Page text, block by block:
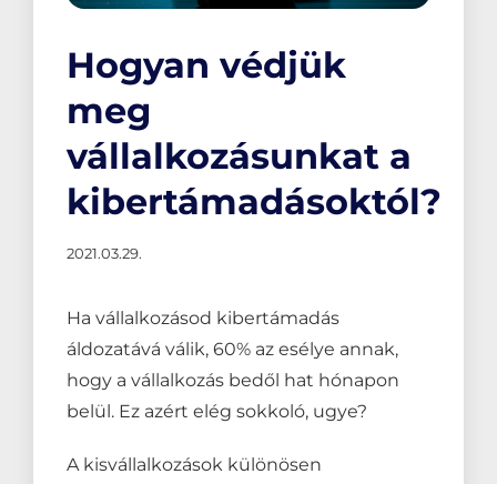
Hogyan védjük
meg
vállalkozásunkat a
kibertámadásoktól?
2021.03.29.
Ha vállalkozásod kibertámadás
áldozatává válik, 60% az esélye annak,
hogy a vállalkozás bedől hat hónapon
belül. Ez azért elég sokkoló, ugye?
A kisvállalkozások különösen